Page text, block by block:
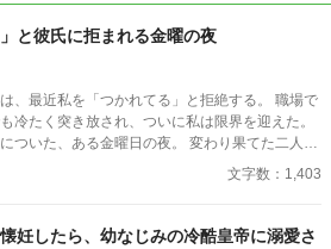
」と彼氏に拒まれる金曜の夜
、最近私を「つかれてる」と拒絶する。 職場で
冷たく突き放され、ついに私は限界を迎えた。
ついた、ある金曜日の夜。 変わり果てた二人の
ない結末を迎える。
文字数：1,403
妊したら、幼なじみの冷酷皇帝に溺愛さ